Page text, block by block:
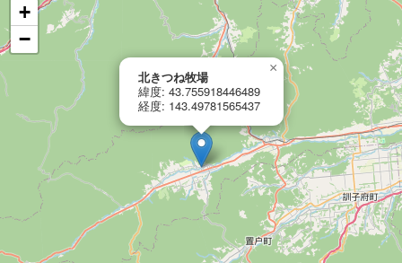
北きつね牧場
緯度: 43.755918446489
経度: 143.49781565437
×
+
−